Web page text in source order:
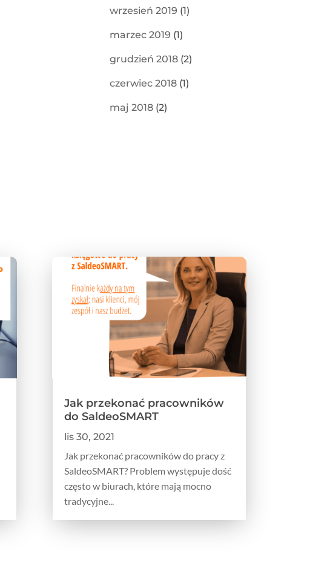
wrzesień 2019 (1)
marzec 2019 (1)
grudzień 2018 (2)
czerwiec 2018 (1)
maj 2018 (2)
Jak przekonać pracowników
do SaldeoSMART
lis 30, 2021
Jak przekonać pracowników do pracy z
SaldeoSMART? Problem występuje dość
często w biurach, które mają mocno
tradycyjne...